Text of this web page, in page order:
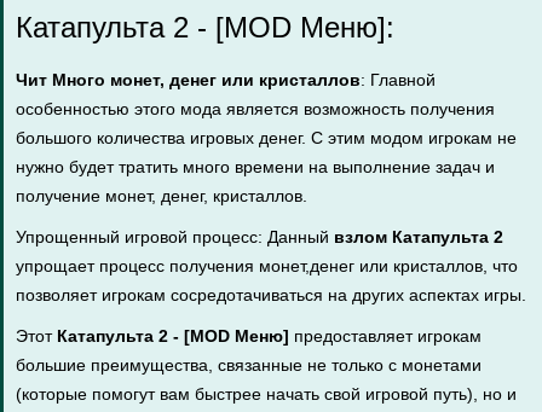
Катапульта 2 - [MOD Меню]:
Чит Много монет, денег или кристаллов: Главной
особенностью этого мода является возможность получения
большого количества игровых денег. С этим модом игрокам не
нужно будет тратить много времени на выполнение задач и
получение монет, денег, кристаллов.
Упрощенный игровой процесс: Данный взлом Катапульта 2
упрощает процесс получения монет,денег или кристаллов, что
позволяет игрокам сосредотачиваться на других аспектах игры.
Этот Катапульта 2 - [MOD Меню] предоставляет игрокам
большие преимущества, связанные не только с монетами
(которые помогут вам быстрее начать свой игровой путь), но и